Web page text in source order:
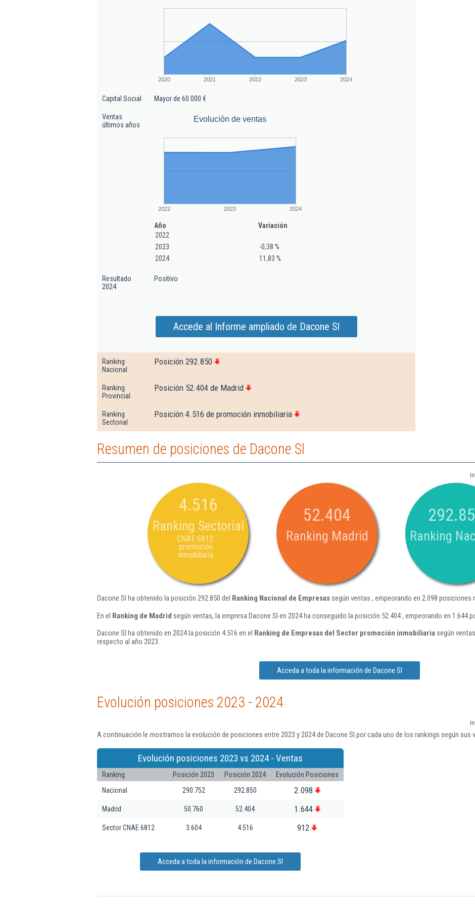
2020 2021 2022 2023 2024
Capital Social Mayor de 60.000 €
Ventas
últimos años
Evolución de ventas
2022 2023 2024
Año
Variación
2022
2023
-0,38 %
2024
11,83 %
Resultado
2024
Positivo
Accede al Informe ampliado de Dacone Sl
Ranking
Nacional
Posición 292.850
Ranking
Provincial
Posición 52.404 de Madrid
Ranking
Sectorial
Posición 4.516 de promoción inmobiliaria
Resumen de posiciones de Dacone Sl
4.516
Ranking Sectorial
CNAE 6812:
promoción
inmobiliaria
52.404
Ranking Madrid Ranking
Dacone Sl ha obtenido la posición 292.850 del Ranking Nacional de Empresassegún ventas , empeorando en 2.098 posiciones
En el Ranking de Madrid según ventas, la empresa Dacone Sl en 2024 ha conseguido la posición 52.404 , empeorando en 1.644
Dacone Sl ha obtenido en 2024 la posición 4.516 en el Ranking de Empresas del Sector promoción inmobiliariasegún
respecto al año 2023.
Acceda a toda la información de Dacone Sl
Evolución posiciones 2023 - 2024
A continuación le mostramos la evolución de posiciones entre 2023 y 2024 de Dacone Sl por cada uno de los rankings según sus
Evolución posiciones 2023 vs 2024 - Ventas
Ranking Posición 2023 Posición 2024
Evolución Posiciones
Nacional
290.752 292.850 2.098
Madrid 50.760 52.404 1.644
Sector CNAE 6812 3.604 4.516 912
Acceda a toda la información de Dacone Sl